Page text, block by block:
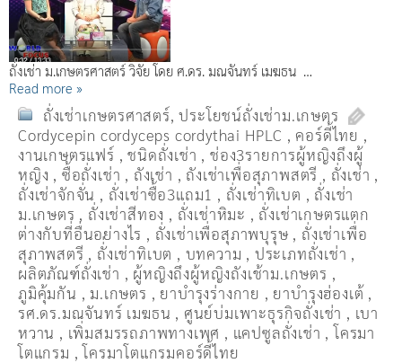
ถั่งเช่า ม.เกษตรศาสตร์ วิจัย โดย ศ.ดร. มณจันทร์ เมฆธน …
Read more »
ถั่งเช่าเกษตรศาสตร์,ประโยชน์ถั่งเช่าม.เกษตร
Cordycepin cordyceps cordythai HPLC , คอร์ดี้ไทย ,
งานเกษตรแฟร์ ,ชนิดถั่งเช่า ,ช่อง3รายการผู้หญิงถึงผู้
หญิง , ซื้อถั่งเช่า , ถังเช่า , ถังเช่าเพื่อสุภาพสตรี , ถั่งเช่า ,
ถั่งเช่าจักจั่น , ถั่งเช่าซื้อ3แถม1 , ถั่งเช่าทิเบต , ถั่งเช่า
ม.เกษตร , ถั่งเช่าสีทอง , ถั่งเช่าหิมะ , ถั่งเช่าเกษตรแตก
ต่างกับที่อื่นอย่างไร , ถั่งเช่าเพื่อสุภาพบุรุษ , ถั่งเช่าเพื่อ
สุภาพสตรี , ถั่่งเช่าทิเบต , บทความ , ประเภทถั่งเช่า ,
ผลิตภัณฑ์ถั่งเช่า , ผู้หญิงถึงผู้หญิงถังเช้าม.เกษตร ,
ภูมิคุ้มกัน ,ม.เกษตร , ยาบำรุงร่างกาย , ยาบำรุงฮ่องเต้ ,
รศ.ดร.มณจันทร์ เมฆธน , ศูนย์บ่มเพาะธุรกิจถั่งเช่า , เบา
หวาน , เพิ่มสมรรถภาพทางเพศ , แคปซูลถั่งเช่า ,โครมา
โตแกรม ,โครมาโตแกรมคอร์ดี้ไทย